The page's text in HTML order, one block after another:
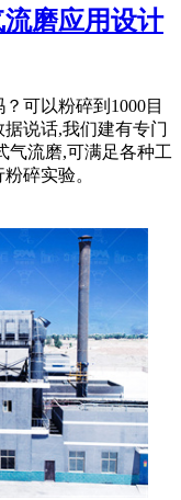
磨应用设计
可以粉碎到1000目
说话,我们建有专门
气流磨,可满足各种工
碎实验。